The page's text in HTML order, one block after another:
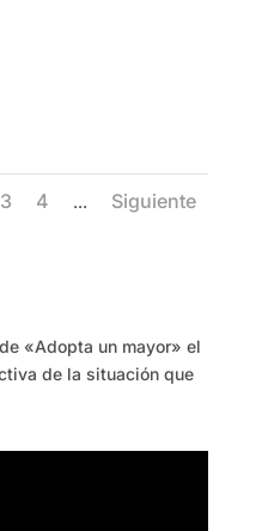
3 4 ... Siguiente
«Adopta un mayor» el
de la situación que